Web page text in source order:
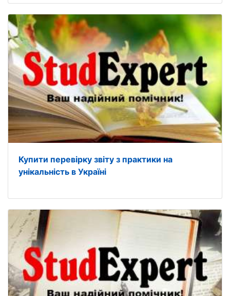
Купити перевірку звіту з практики на
унікальність в Україні